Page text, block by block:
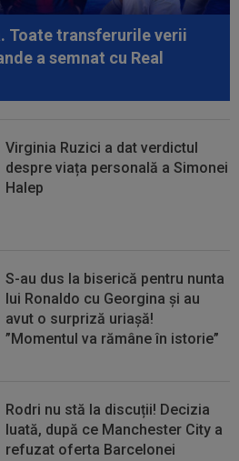
Toate transferurile verii
a semnat cu Real
Virginia Ruzici a dat verdictul
despre viața personală a Simonei
Halep
S-au dus la biserică pentru nunta
lui Ronaldo cu Georgina și au
avut o surpriză uriașă!
”Momentul va rămâne în istorie”
Rodri nu stă la discuții! Decizia
luată, după ce Manchester City a
refuzat oferta Barcelonei